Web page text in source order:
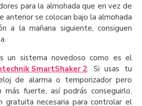
para la almohada que en vez de
anterior se colocan bajo la almohada
a la mañana siguiente, consiguen
un sistema novedoso como es el
SmartShaker 2. Si usas tu
de alarma o temporizador pero
más fuerte, así podrás conseguirlo.
gratuita necesaria para controlar el